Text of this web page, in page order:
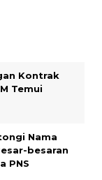
Kontrak
Temui
Nama
besaran
PNS